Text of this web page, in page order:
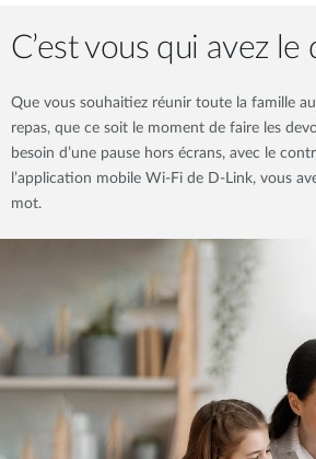
C’est vous qui avez
Que vous souhaitiez réunir toute la famille
repas, que ce soit le moment de faire les
besoin d’une pause hors écrans, avec le
l’application mobile Wi-Fi de D-Link, vous
mot.